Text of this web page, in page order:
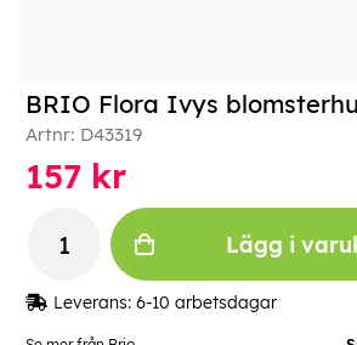
BRIO Flora Ivys
Artnr: D43319
157 kr
Lägg i
Leverans: 6-10 arbetsdagar